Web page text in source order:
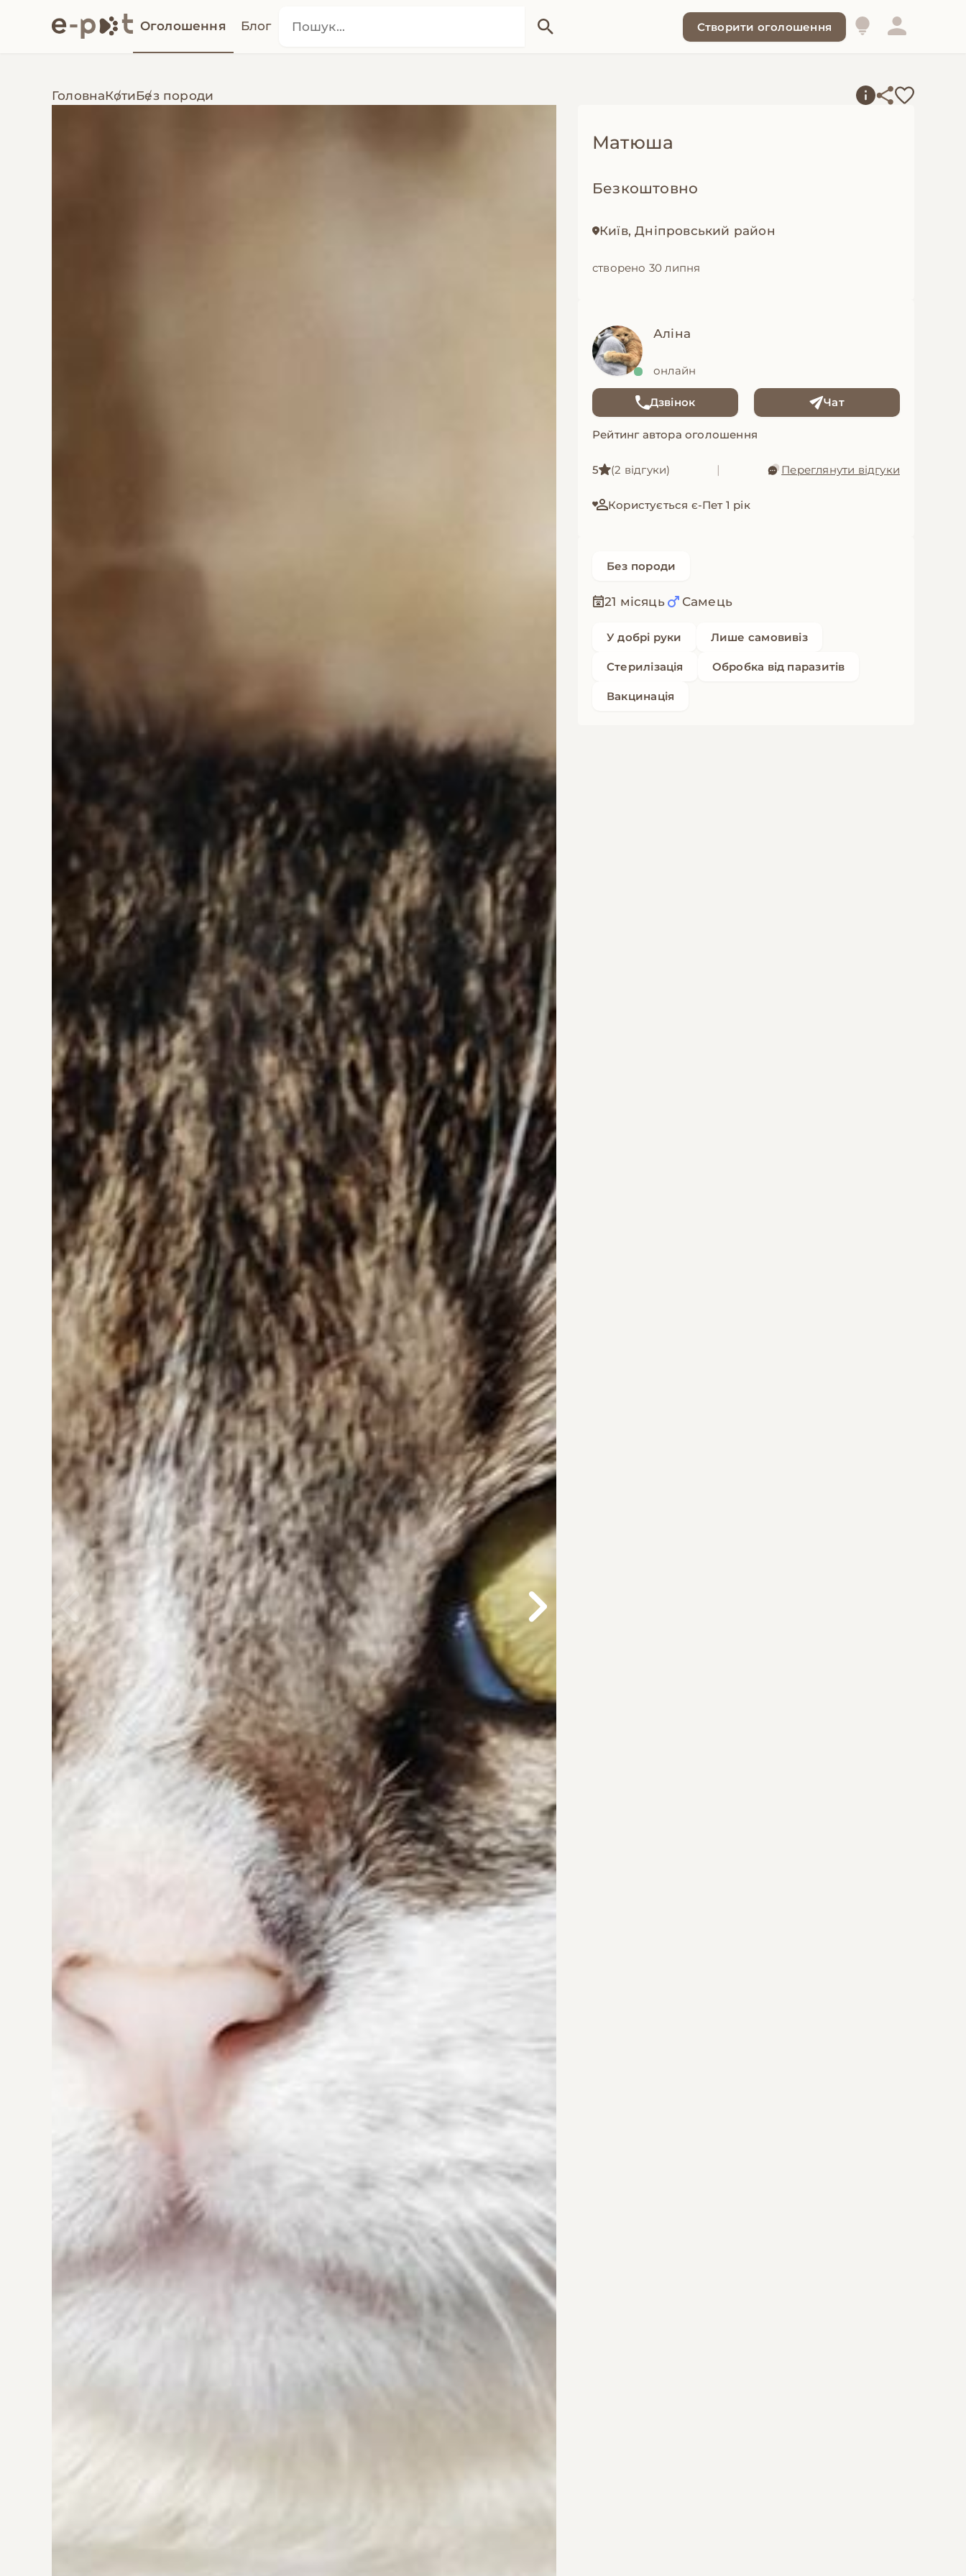
Оголошення Блог Створити оголошення
ГоловнаКотиБез породи
Матюша
Безкоштовно
Київ, Дніпровський район
створено 30 липня
Аліна
онлайн
Дзвінок Чат
Рейтинг автора оголошення
5 (2 відгуки) | Переглянути відгуки
Користується є-Пет 1 рік
Без породи
21 місяць Самець
У добрі руки Лише самовивіз
Стерилізація Обробка від паразитів
Вакцинація